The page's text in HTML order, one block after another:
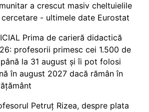
a crescut masiv cheltuielile
- ultimele date Eurostat
Prima de carieră didactică
profesorii primesc cei 1.500 de
la 31 august și îi pot folosi
în august 2027 dacă rămân în
Petruț Rizea, despre plata